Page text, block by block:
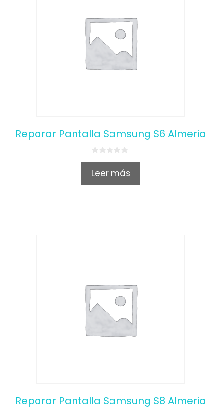
Reparar Pantalla Samsung S6 Almeria
0
u
Leer más
Reparar Pantalla Samsung S8 Almeria